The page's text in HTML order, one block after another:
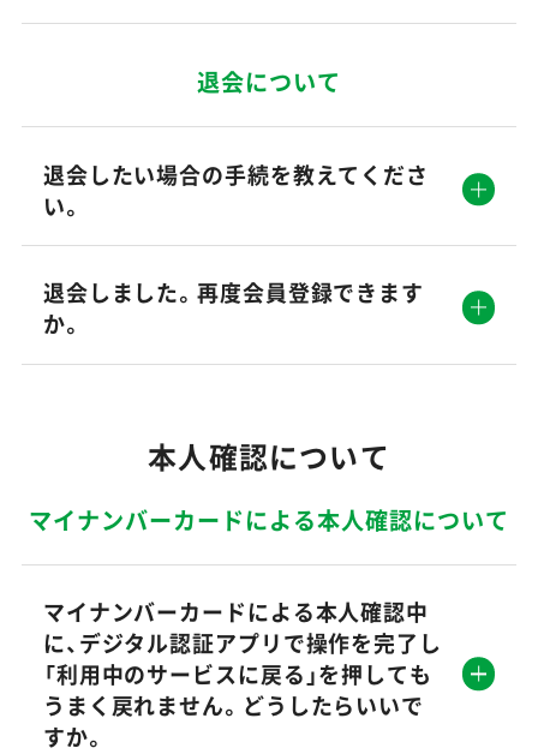
退会について
退会したい場合の手続を教えてくださ
い。
退会しました。再度会員登録できます
か。
本人確認について
マイナンバーカードによる本人確認について
マイナンバーカードによる本人確認中
に、デジタル認証アプリで操作を完了し
「利用中のサービスに戻る」を押しても
うまく戻れません。どうしたらいいで
すか。